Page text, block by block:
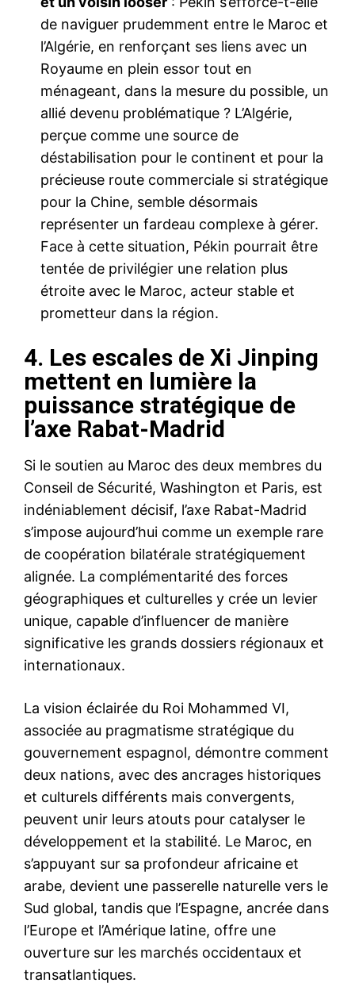
le1.ma
l'intelligence de
l'information
S'ABONNER MAINTENANT
Insight Publications
Nous contacter
de naviguer prudemment entre le Maroc et
l’Algérie, en renforçant ses liens avec un
Royaume en plein essor tout en
ménageant, dans la mesure du possible, un
allié devenu problématique ? L’Algérie,
perçue comme une source de
déstabilisation pour le continent et pour la
précieuse route commerciale si stratégique
pour la Chine, semble désormais
représenter un fardeau complexe à gérer.
Face à cette situation, Pékin pourrait être
tentée de privilégier une relation plus
étroite avec le Maroc, acteur stable et
prometteur dans la région.
4. Les escales de Xi Jinping
mettent en lumière la
puissance stratégique de
l’axe Rabat-Madrid
Si le soutien au Maroc des deux membres du
Conseil de Sécurité, Washington et Paris, est
indéniablement décisif, l’axe Rabat-Madrid
s’impose aujourd’hui comme un exemple rare
de coopération bilatérale stratégiquement
alignée. La complémentarité des forces
géographiques et culturelles y crée un levier
unique, capable d’influencer de manière
significative les grands dossiers régionaux et
internationaux.
La vision éclairée du Roi Mohammed VI,
associée au pragmatisme stratégique du
gouvernement espagnol, démontre comment
deux nations, avec des ancrages historiques
et culturels différents mais convergents,
peuvent unir leurs atouts pour catalyser le
développement et la stabilité. Le Maroc, en
s’appuyant sur sa profondeur africaine et
arabe, devient une passerelle naturelle vers le
Sud global, tandis que l’Espagne, ancrée dans
l’Europe et l’Amérique latine, offre une
ouverture sur les marchés occidentaux et
transatlantiques.